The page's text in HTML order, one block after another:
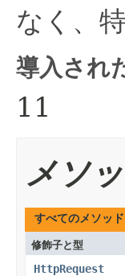
なく、
導入され
11
メソ
すべてのメソッド
修飾子と型
HttpRequest